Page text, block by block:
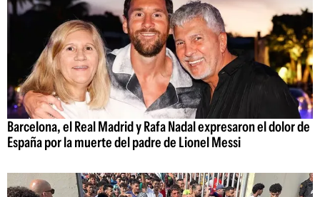
Barcelona, el Real Madrid y Rafa Nadal expresaron el dolor de
España por la muerte del padre de Lionel Messi